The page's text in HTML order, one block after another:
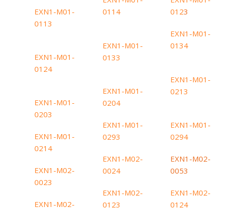
EXN1-M01-
0113
EXN1-M01-
0124
​EXN1-M01-
0203
​EXN1-M01-
0214
EXN1-M02-
0023
​EXN1-M02-
0114
EXN1-M01-
0133
​EXN1-M01-
0204
EXN1-M01-
0293
EXN1-M02-
0024
EXN1-M02-
0123
0123
EXN1-M01-
0134
EXN1-M01-
0213
EXN1-M01-
0294
EXN1-M02-
0053
EXN1-M02-
0124